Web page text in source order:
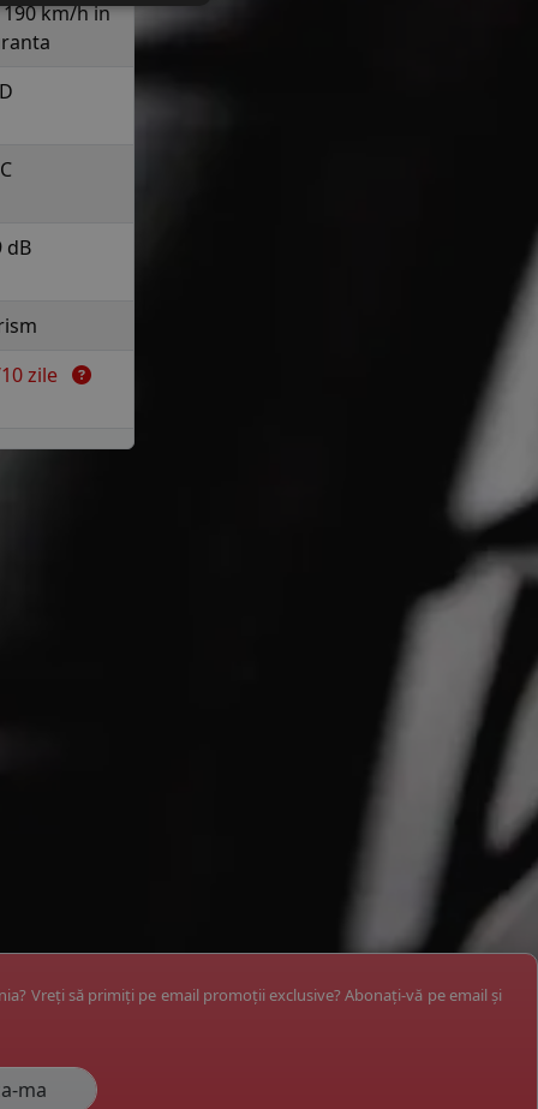
190 km/h in
D
C
dB
zile
Vreți să primiți pe email promoții exclusive? Abonați-vă pe email și